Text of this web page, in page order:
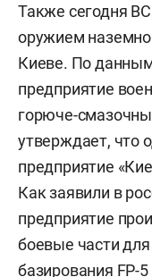
Также сегодня
оружием
Киеве. По
предприятие
горюче-
утверждает, что
предприятие
Как заявили в
предприятие
боевые части
базирования FP-